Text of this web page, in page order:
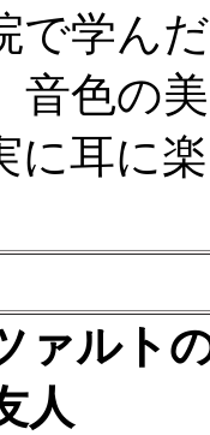
で学ん
音色の
に耳に
ァルト
人